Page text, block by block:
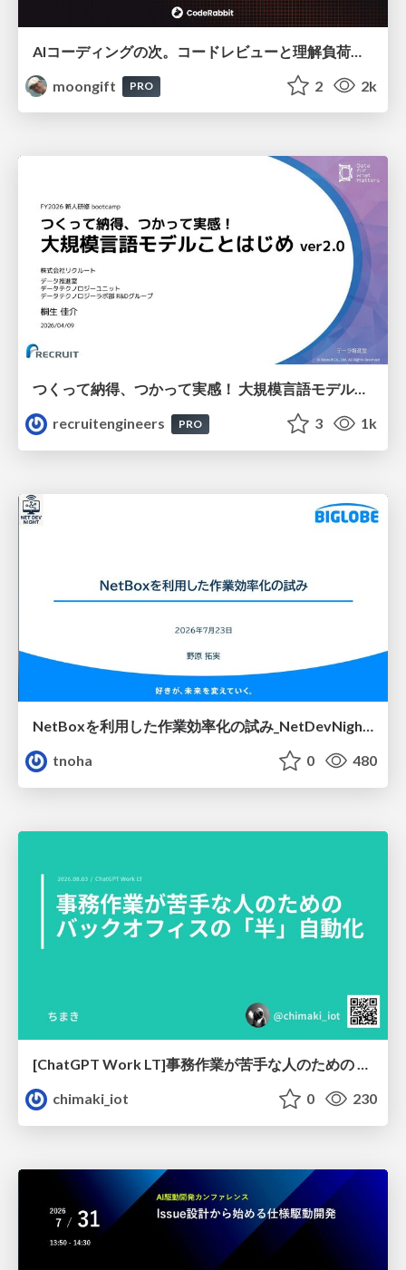
moongift
PRO 2 2k
つくって納得、つかって実感！ 大規模言語モデルことはじめ ver2.0
recruitengineers
PRO 3 1k
NetBoxを利用した作業効率化の試み_NetDevNight4
tnoha
0 480
chimaki_iot
0 230